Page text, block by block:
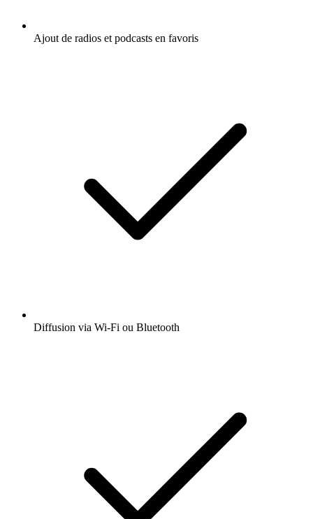
Ajout de radios et podcasts en favoris
Diffusion via Wi-Fi ou Bluetooth